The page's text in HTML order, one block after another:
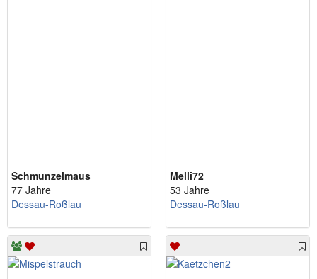
Schmunzelmaus
77 Jahre
Dessau-Roßlau
Melli72
53 Jahre
Dessau-Roßlau